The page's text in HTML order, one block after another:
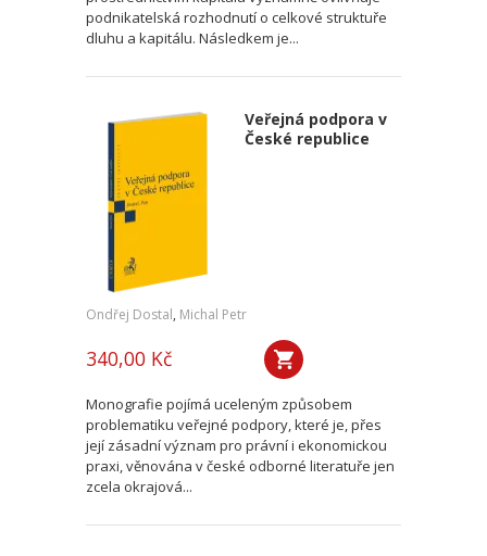
podnikatelská rozhodnutí o celkové struktuře
dluhu a kapitálu. Následkem je...
Veřejná podpora v
České republice
Ondřej Dostal, Michal Petr
340,00 Kč
Monografie pojímá uceleným způsobem
problematiku veřejné podpory, které je, přes
její zásadní význam pro právní i ekonomickou
praxi, věnována v české odborné literatuře jen
zcela okrajová...